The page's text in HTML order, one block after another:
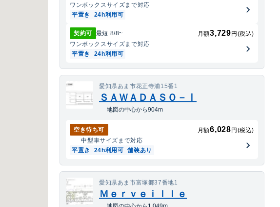
ワンボックスサイズまで対応
平置き
24h利用可
契約可 最短 8/8~ 月額3,729 円(税込)
ワンボックスサイズまで対応
平置き
24h利用可
愛知県あま市花正寺浦15番1
ＳＡＷＡＤＡＳＯ－Ⅰ
地図の中心から904m
空き待ち可 月額6,028 円(税込)
中型車サイズまで対応
平置き
24h利用可 舗装あり
愛知県あま市富塚郷37番地1
Ｍｅｒｖｅｉｌｌｅ